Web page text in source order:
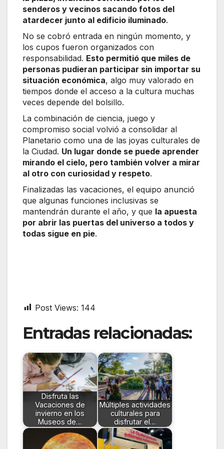
senderos y vecinos sacando fotos del
atardecer junto al edificio iluminado.
No se cobró entrada en ningún momento, y
los cupos fueron organizados con
responsabilidad. Esto permitió que miles de
personas pudieran participar sin importar su
situación económica, algo muy valorado en
tiempos donde el acceso a la cultura muchas
veces depende del bolsillo.
La combinación de ciencia, juego y
compromiso social volvió a consolidar al
Planetario como una de las joyas culturales de
la Ciudad. Un lugar donde se puede aprender
mirando el cielo, pero también volver a mirar
al otro con curiosidad y respeto.
Finalizadas las vacaciones, el equipo anunció
que algunas funciones inclusivas se
mantendrán durante el año, y que la apuesta
por abrir las puertas del universo a todos y
todas sigue en pie.
Post Views: 144
Entradas relacionadas:
Disfruta las
Vacaciones de
invierno en los
Museos de…
Múltiples actividades
culturales para
disfrutar el…